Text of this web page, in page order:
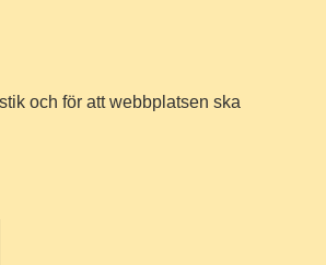
och för att webbplatsen ska